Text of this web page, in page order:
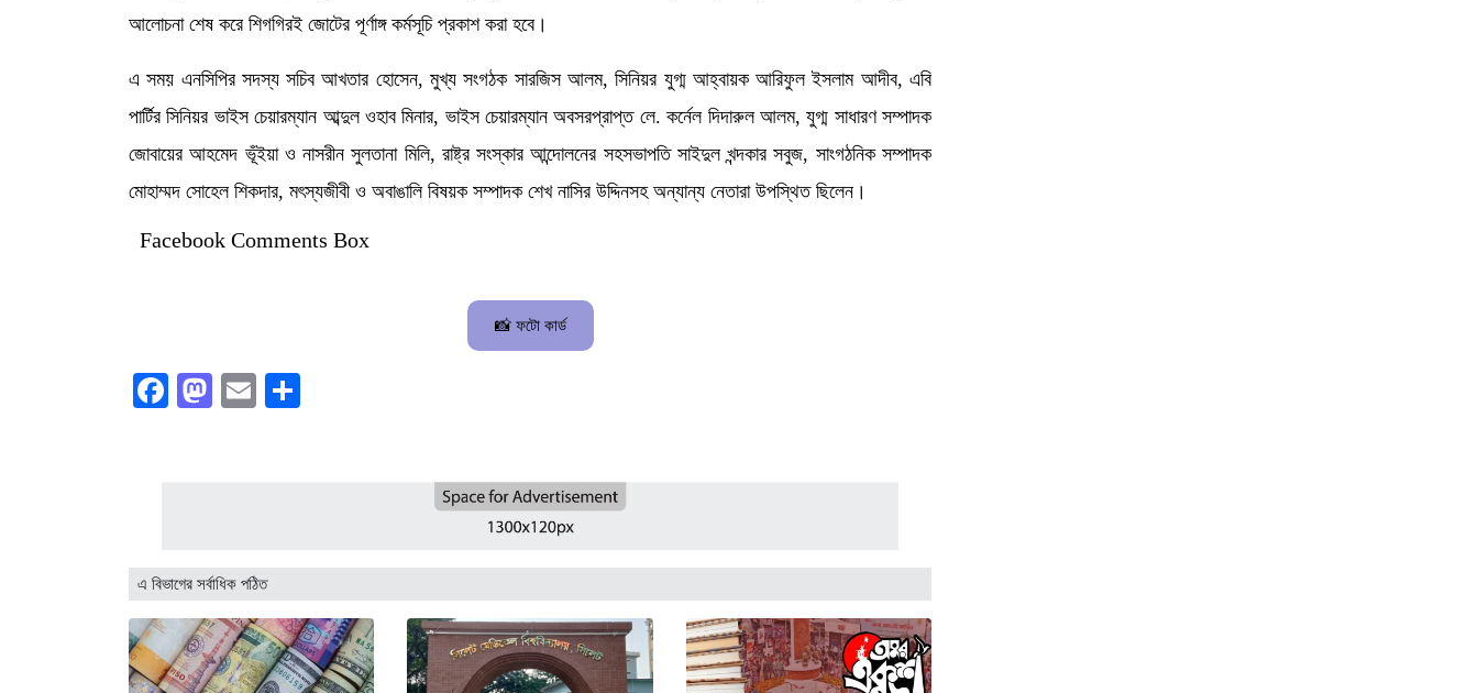
আলোচনা শেষ করে শিগগিরই জোটের পূর্ণাঙ্গ কর্মসূচি প্রকাশ করা হবে।
এ সময় এনসিপির সদস্য সচিব আখতার হোসেন, মুখ্য সংগঠক সারজিস আলম, সিনিয়র যুগ্ম আহ্বায়ক আরিফুল ইসলাম আদীব, এবি
পার্টির সিনিয়র ভাইস চেয়ারম্যান আব্দুল ওহাব মিনার, ভাইস চেয়ারম্যান অবসরপ্রাপ্ত লে. কর্নেল দিদারুল আলম, যুগ্ম সাধারণ সম্পাদক
জোবায়ের আহমেদ ভূঁইয়া ও নাসরীন সুলতানা মিলি, রাষ্ট্র সংস্কার আন্দোলনের সহসভাপতি সাইদুল খন্দকার সবুজ, সাংগঠনিক সম্পাদক
মোহাম্মদ সোহেল শিকদার, মৎস্যজীবী ও অবাঙালি বিষয়ক সম্পাদক শেখ নাসির উদ্দিনসহ অন্যান্য নেতারা উপস্থিত ছিলেন।
Facebook Comments Box
📸 ফটো কার্ড
Facebook
Mastodon
Email
এ বিভাগের সর্বাধিক পঠিত